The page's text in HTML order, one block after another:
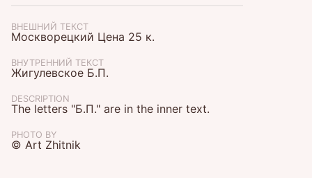
ВНЕШНИЙ ТЕКСТ
Москворецкий Цена 25 к.
ВНУТРЕННИЙ ТЕКСТ
Жигулевское Б.П.
DESCRIPTION
The letters "Б.П." are in the inner text.
PHOTO BY
© Art Zhitnik